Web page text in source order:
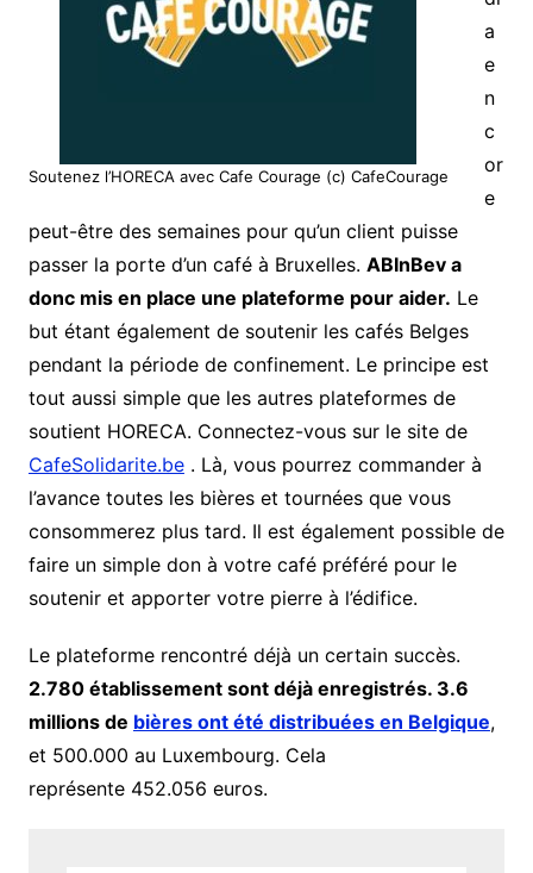
Soutenez l’HORECA avec Cafe Courage (c) CafeCourage
a
e
n
c
or
e
peut-être des semaines pour qu’un client puisse
passer la porte d’un café à Bruxelles. ABInBev a
donc mis en place une plateforme pour aider. Le
but étant également de soutenir les cafés Belges
pendant la période de confinement. Le principe est
tout aussi simple que les autres plateformes de
soutient HORECA. Connectez-vous sur le site de
CafeSolidarite.be. Là, vous pourrez commander à
l’avance toutes les bières et tournées que vous
consommerez plus tard. Il est également possible de
faire un simple don à votre café préféré pour le
soutenir et apporter votre pierre à l’édifice.
Le plateforme rencontré déjà un certain succès.
2.780 établissement sont déjà enregistrés. 3.6
millions de bières ont été distribuées en Belgique,
et 500.000 au Luxembourg. Cela
représente 452.056 euros.